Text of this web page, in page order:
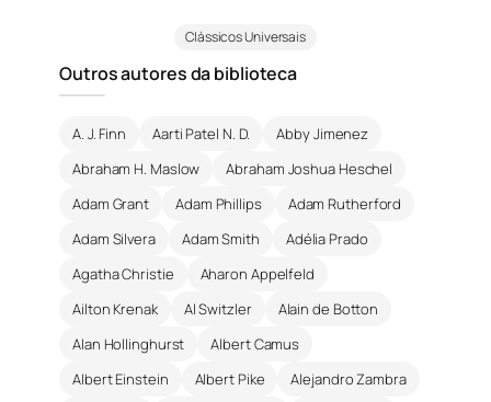
Clássicos Universais
Outros autores da biblioteca
A. J. Finn Aarti Patel N. D.
Abby Jimenez
Abraham H. Maslow
Abraham Joshua Heschel
Adam Grant
Adam Phillips
Adam Rutherford
Adam Silvera
Adam Smith
Adélia Prado
Agatha Christie
Aharon Appelfeld
Ailton Krenak
Al Switzler
Alain de Botton
Alan Hollinghurst
Albert Camus
Albert Einstein
Albert Pike Alejandro Zambra